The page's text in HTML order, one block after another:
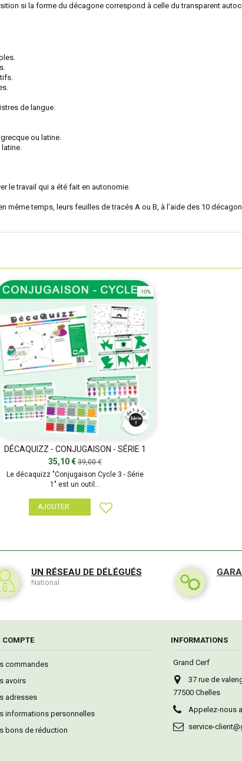
si la forme du décagone correspond à celle du transparent
de langue.
ou latine.
le travail qui a été fait en autonomie.
même temps, leurs feuilles de tracés A ou B, à l’aide des 10
-10%
DÉCAQUIZZ - CONJUGAISON - SÉRIE 1
35,10 €39,00 €
Le décaquizz "Conjugaison Cycle 3 - Série
1" est un outil...
AJOUTER
UN RÉSEAU DE DÉLÉGUÉS
National
COMPTE
commandes
avoirs
adresses
informations personnelles
bons de réduction
INFORMATIONS
Grand Cerf
37 rue de
77500 Chelles
Appelez-nous
service-